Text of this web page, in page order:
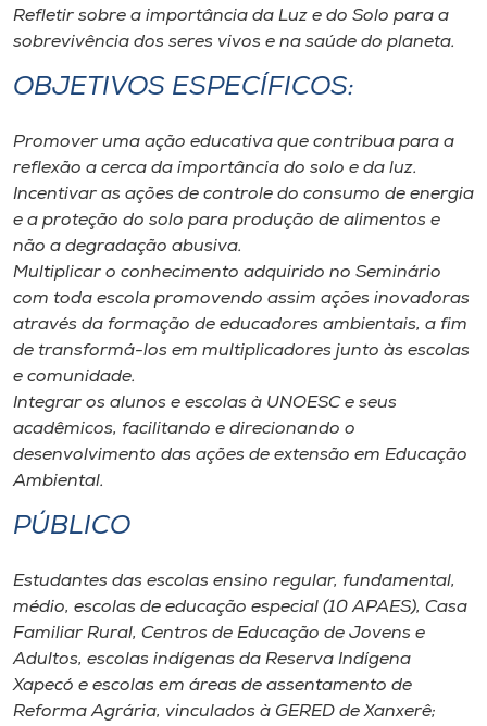
Editora
Rádio
Museu
Unoesc
Store
o idioma
A+
A-
Refletir sobre a importância da Luz e do Solo para a
sobrevivência dos seres vivos e na saúde do planeta.
OBJETIVOS ESPECÍFICOS:
Promover uma ação educativa que contribua para a
reflexão a cerca da importância do solo e da luz.
Incentivar as ações de controle do consumo de energia
e a proteção do solo para produção de alimentos e
não a degradação abusiva.
Multiplicar o conhecimento adquirido no Seminário
com toda escola promovendo assim ações inovadoras
através da formação de educadores ambientais, a fim
de transformá-los em multiplicadores junto às escolas
e comunidade.
Integrar os alunos e escolas à UNOESC e seus
acadêmicos, facilitando e direcionando o
desenvolvimento das ações de extensão em Educação
Ambiental.
PÚBLICO
Estudantes das escolas ensino regular, fundamental,
médio, escolas de educação especial (10 APAES), Casa
Familiar Rural, Centros de Educação de Jovens e
Adultos, escolas indígenas da Reserva Indígena
Xapecó e escolas em áreas de assentamento de
Reforma Agrária, vinculados à GERED de Xanxerê;